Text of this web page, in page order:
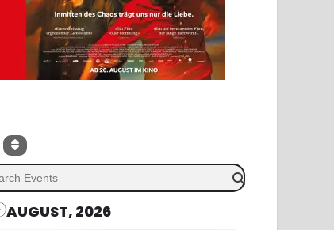
AUGUST, 2026